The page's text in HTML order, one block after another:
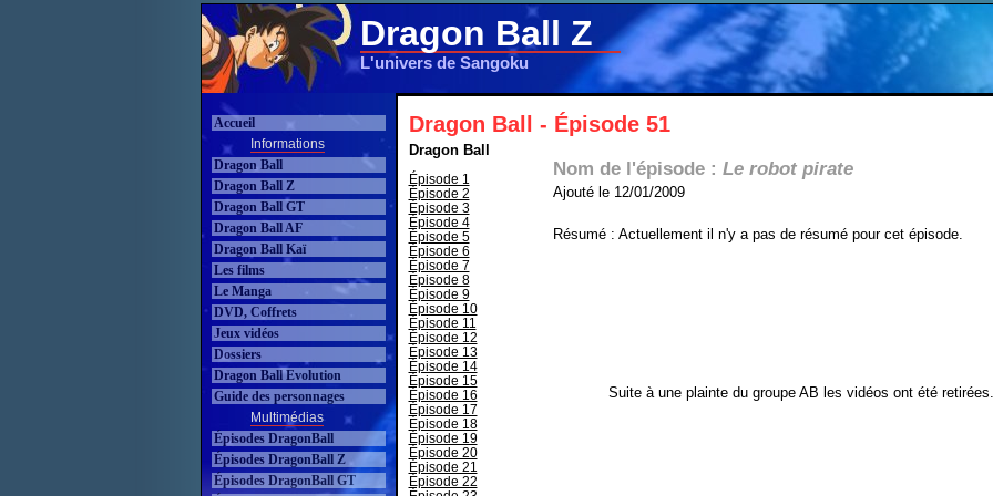
Dragon Ball Z
L'univers de Sangoku
Accueil
Informations
Dragon Ball
Dragon Ball Z
Dragon Ball GT
Dragon Ball AF
Dragon Ball Kaï
Les films
Le Manga
DVD, Coffrets
Jeux vidéos
Dossiers
Dragon Ball Evolution
Guide des personnages
Multimédias
Épisodes DragonBall
Épisodes DragonBall Z
Épisodes DragonBall GT
Dragon Ball - Épisode 51
Dragon Ball
Épisode 1
Épisode 2
Épisode 3
Épisode 4
Épisode 5
Épisode 6
Épisode 7
Épisode 8
Épisode 9
Épisode 10
Épisode 11
Épisode 12
Épisode 13
Épisode 14
Épisode 15
Épisode 16
Épisode 17
Épisode 18
Épisode 19
Épisode 20
Épisode 21
Épisode 22
Nom de l'épisode : Le robot pirate
Ajouté le 12/01/2009
Résumé : Actuellement il n'y a pas de résumé pour cet épisode.
Suite à une plainte du groupe AB les vidéos ont été retirées.